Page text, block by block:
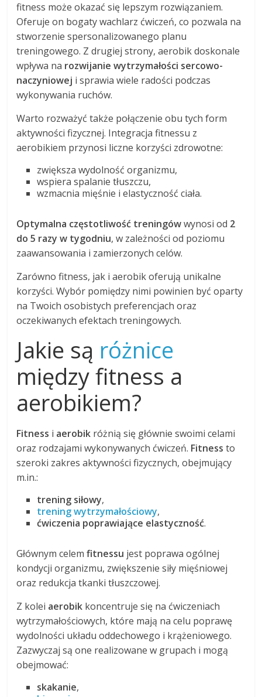
fitness może okazać się lepszym rozwiązaniem.
Oferuje on bogaty wachlarz ćwiczeń, co pozwala na
stworzenie spersonalizowanego planu
treningowego. Z drugiej strony, aerobik doskonale
wpływa na rozwijanie wytrzymałości sercowo-
naczyniowej i sprawia wiele radości podczas
wykonywania ruchów.
Warto rozważyć także połączenie obu tych form
aktywności fizycznej. Integracja fitnessu z
aerobikiem przynosi liczne korzyści zdrowotne:
zwiększa wydolność organizmu,
wspiera spalanie tłuszczu,
wzmacnia mięśnie i elastyczność ciała.
Optymalna częstotliwość treningówwynosi od 2
do 5 razy w tygodniu, w zależności od poziomu
zaawansowania i zamierzonych celów.
Zarówno fitness, jak i aerobik oferują unikalne
korzyści. Wybór pomiędzy nimi powinien być oparty
na Twoich osobistych preferencjach oraz
oczekiwanych efektach treningowych.
Jakie są różnice
między fitness a
aerobikiem?
Fitness i aerobik różnią się głównie swoimi celami
oraz rodzajami wykonywanych ćwiczeń. Fitness to
szeroki zakres aktywności fizycznych, obejmujący
m.in.:
trening siłowy,
trening wytrzymałościowy,
ćwiczenia poprawiające elastyczność.
Głównym celemfitnessu jest poprawa ogólnej
kondycji organizmu, zwiększenie siły mięśniowej
oraz redukcja tkanki tłuszczowej.
Z kolei aerobik koncentruje się na ćwiczeniach
wytrzymałościowych, które mają na celu poprawę
wydolności układu oddechowego i krążeniowego.
Zazwyczaj są one realizowane w grupach i mogą
obejmować:
skakanie,